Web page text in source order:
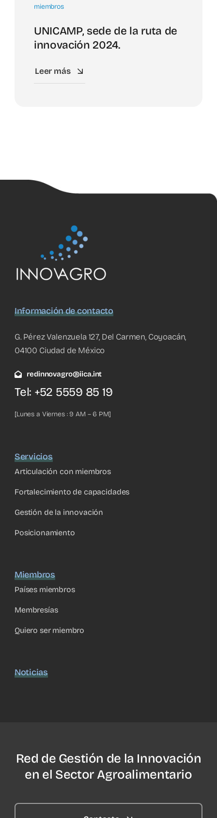
miembros
UNICAMP, sede de la ruta de
innovación 2024.
Leer más
Información de contacto
G. Pérez Valenzuela 127, Del Carmen, Coyoacán,
04100 Ciudad de México
redinnovagro@iica.int
Tel: +52 5559 85 19
[Lunes a Viernes : 9 AM – 6 PM]
Servicios
Articulación con miembros
Fortalecimiento de capacidades
Gestión de la innovación
Posicionamiento
Miembros
Países miembros
Membresías
Quiero ser miembro
Noticias
Red de Gestión de la Innovación
en el Sector Agroalimentario